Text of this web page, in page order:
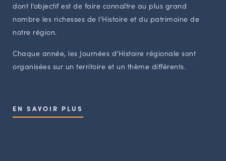
Amateurs d’histoire et de patrimoine
Responsables de structures
Étudiants & chercheurs
dont l’objectif est de faire connaître au plus grand
nombre les richesses de l’Histoire et du patrimoine de
notre région.
Chaque année, les Journées d’Histoire régionale sont
organisées sur un territoire et un thème différents.
EN SAVOIR PLUS